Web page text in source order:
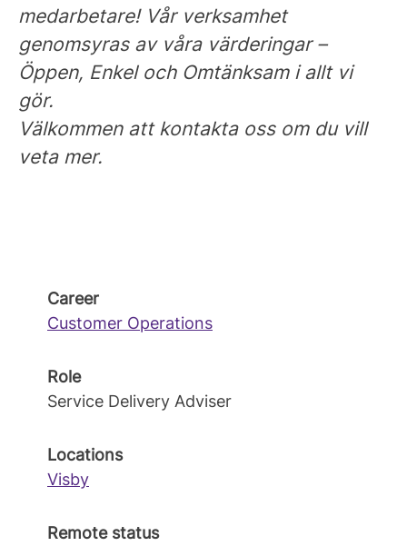
medarbetare! Vår verksamhet
genomsyras av våra värderingar –
Öppen, Enkel och Omtänksam i allt vi
gör.
Välkommen att kontakta oss om du vill
veta mer.
Career
Customer Operations
Role
Service Delivery Adviser
Locations
Visby
Remote status